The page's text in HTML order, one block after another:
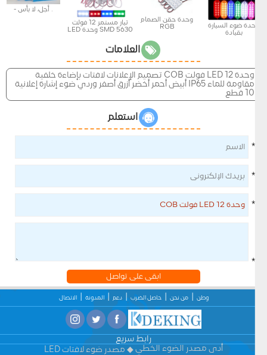
وحدة ضوء السيارة
بقيادة
وحدة حقن الصمام
RGB
تيار مستمر 12 فولت
SMD 5630 وحدة LED
. أجل، لا بأس -
العلامات
وحدة LED 12 فولت COB تصميم الإعلانات لافتات بإضاءة خلفية
مقاومة للماء IP65 أبيض أحمر أخضر أزرق أصفر وردي ضوء إشارة إعلانية
10 قطع
استعلم
ابقى على تواصل
وطن من نحن حاصل الضرب دعم المدونة الاتصال
رابط سريع
أدى مصدر الضوء الخطي
مصدر ضوء لافتات LED